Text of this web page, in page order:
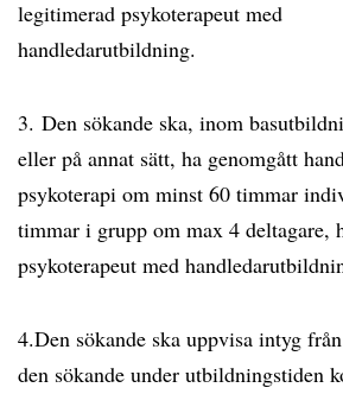
legitimerad psykoterapeut med
handledarutbildning.
3. Den sökande ska, inom
eller på annat sätt, ha genomgått
psykoterapi om minst 60 timmar
timmar i grupp om max 4 deltagare,
psykoterapeut med
4.Den sökande ska uppvisa intyg
den sökande under utbildningstiden